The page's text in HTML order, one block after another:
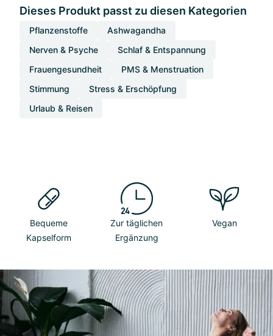
Dieses Produkt passt zu diesen Kategorien
Pflanzenstoffe
Ashwagandha
Nerven & Psyche
Schlaf & Entspannung
Frauengesundheit
PMS & Menstruation
Stimmung
Stress & Erschöpfung
Urlaub & Reisen
Bequeme
Kapselform
Zur täglichen
Ergänzung
Vegan